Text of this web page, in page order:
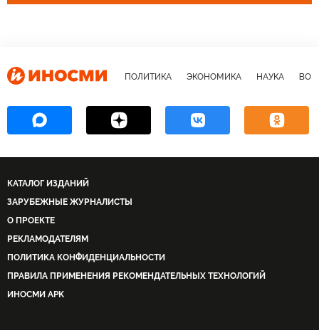
ПОЛИТИКА ЭКОНОМИКА НАУКА
КАТАЛОГ ИЗДАНИЙ
ЗАРУБЕЖНЫЕ ЖУРНАЛИСТЫ
О ПРОЕКТЕ
РЕКЛАМОДАТЕЛЯМ
ПОЛИТИКА КОНФИДЕНЦИАЛЬНОСТИ
ПРАВИЛА ПРИМЕНЕНИЯ РЕКОМЕНДАТЕЛЬНЫХ ТЕХНОЛОГИЙ
ИНОСМИ APK